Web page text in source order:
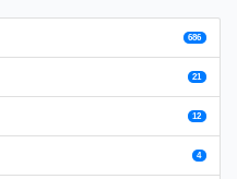
686
21
12
4